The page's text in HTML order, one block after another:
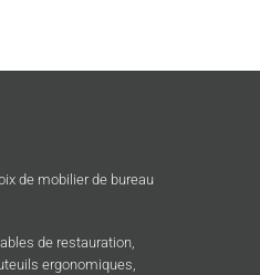
de mobilier de bureau
de restauration,
ergonomiques,